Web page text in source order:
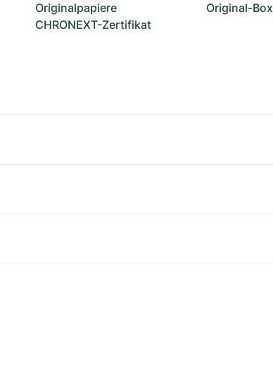
Originalpapiere
CHRONEXT-Zertifikat
Original-Box